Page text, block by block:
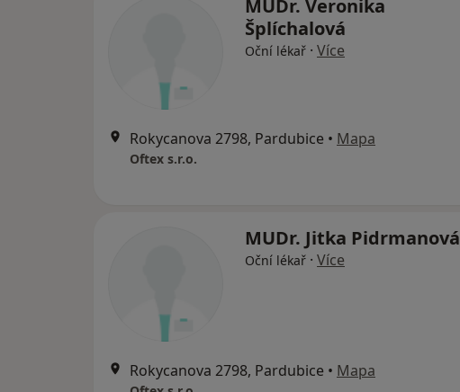
MUDr. Veronika
Šplíchalová
Oční lékař · Více
Rokycanova 2798, Pardubice • Mapa
Oftex s.r.o.
MUDr. Jitka Pidrmanová
Oční lékař · Více
Rokycanova 2798, Pardubice • Mapa